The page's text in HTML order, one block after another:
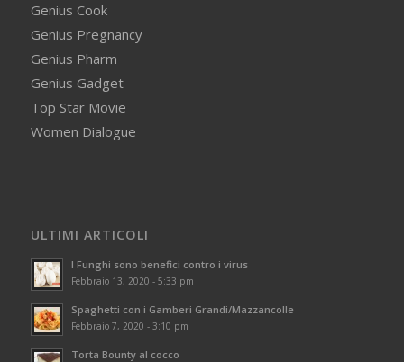
Genius Cook
Genius Pregnancy
Genius Pharm
Genius Gadget
Top Star Movie
Women Dialogue
ULTIMI ARTICOLI
I Funghi sono benefici contro i virus
Febbraio 13, 2020 - 5:33 pm
Spaghetti con i Gamberi Grandi/Mazzancolle
Febbraio 7, 2020 - 3:10 pm
Torta Bounty al cocco